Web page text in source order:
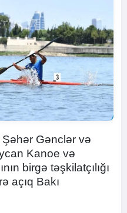
Gənclər və
Kanoe və
birgə təşkilatçılığı
açıq Bakı